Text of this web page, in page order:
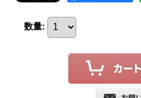
数量: